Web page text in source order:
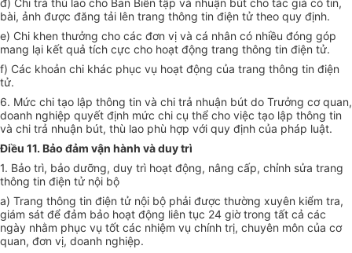
đ) Chi trả thù lao cho Ban Biên tập và nhuận bút cho tác giả có tin,
bài, ảnh được đăng tải lên trang thông tin điện tử theo quy định.
e) Chi khen thưởng cho các đơn vị và cá nhân có nhiều đóng góp
mang lại kết quả tích cực cho hoạt động trang thông tin điện tử.
f) Các khoản chi khác phục vụ hoạt động của trang thông tin điện
tử.
6. Mức chi tạo lập thông tin và chi trả nhuận bút do Trưởng cơ quan,
doanh nghiệp quyết định mức chi cụ thể cho việc tạo lập thông tin
và chi trả nhuận bút, thù lao phù hợp với quy định của pháp luật.
Điều 11. Bảo đảm vận hành và duy trì
1. Bảo trì, bảo dưỡng, duy trì hoạt động, nâng cấp, chỉnh sửa trang
thông tin điện tử nội bộ
a) Trang thông tin điện tử nội bộ phải được thường xuyên kiểm tra,
giám sát để đảm bảo hoạt động liên tục 24 giờ trong tất cả các
ngày nhằm phục vụ tốt các nhiệm vụ chính trị, chuyên môn của cơ
quan, đơn vị, doanh nghiệp.